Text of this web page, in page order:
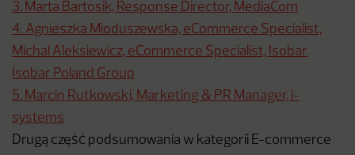
3. Marta Bartosik, Response Director, MediaCom
4. Agnieszka Mioduszewska, eCommerce Specialist,
Michal Aleksiewicz, eCommerce Specialist, Isobar
Isobar Poland Group
5. Marcin Rutkowski, Marketing & PR Manager, i-
systems
Drugą część podsumowania w kategorii E-commerce